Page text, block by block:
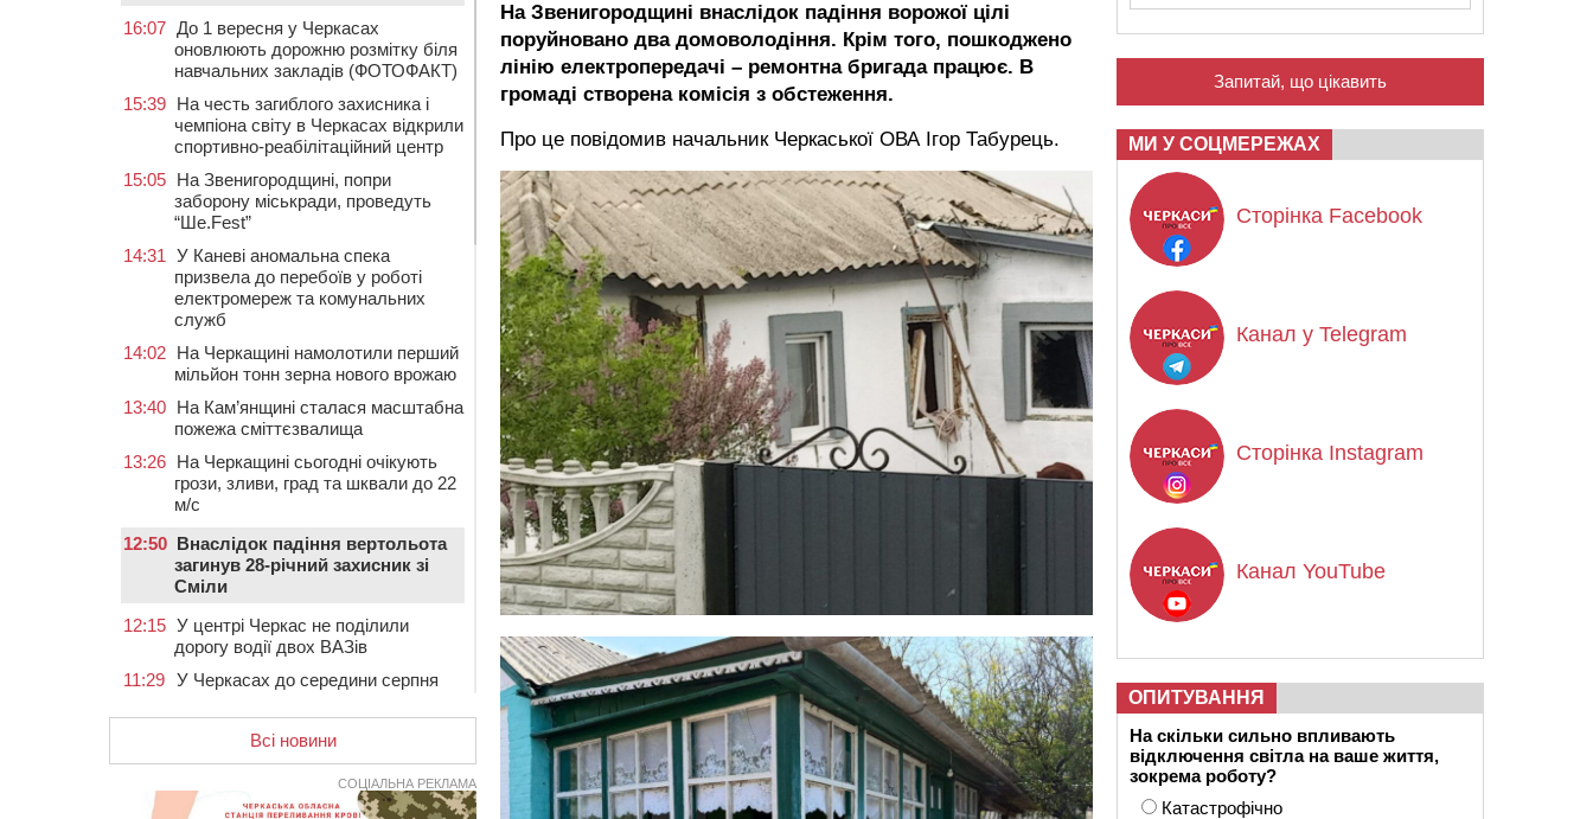
На Звенигородщині внаслідок падіння ворожої цілі
поруйновано два домоволодіння. Крім того, пошкоджено
лінію електропередачі – ремонтна бригада працює. В
громаді створена комісія з обстеження.
Про це повідомив начальник Черкаської ОВА Ігор Табурець.
16:07 До 1 вересня у Черкасах
оновлюють дорожню розмітку біля
навчальних закладів (ФОТОФАКТ)
15:39 На честь загиблого захисника і
чемпіона світу в Черкасах відкрили
спортивно-реабілітаційний центр
15:05 На Звенигородщині, попри
заборону міськради, проведуть
“Ше.Fest”
14:31 У Каневі аномальна спека
призвела до перебоїв у роботі
електромереж та комунальних
служб
14:02 На Черкащині намолотили перший
мільйон тонн зерна нового врожаю
13:40 На Кам’янщині сталася масштабна
пожежа сміттєзвалища
13:26 На Черкащині сьогодні очікують
грози, зливи, град та шквали до 22
м/с
12:50 Внаслідок падіння вертольота
загинув 28-річний захисник зі
Сміли
12:15 У центрі Черкас не поділили
дорогу водії двох ВАЗів
11:29 У Черкасах до середини серпня
вулицях
збільшилась уп’ятеро з початку
повномасштабної війни
Всі новини
СОЦІАЛЬНА РЕКЛАМА
Запитай, що цікавить
МИ У СОЦМЕРЕЖАХ
Сторінка Facebook
Канал у Telegram
Сторінка Instagram
Канал YouTube
ОПИТУВАННЯ
На скільки сильно впливають
відключення світла на ваше життя,
зокрема роботу?
Катастрофічно